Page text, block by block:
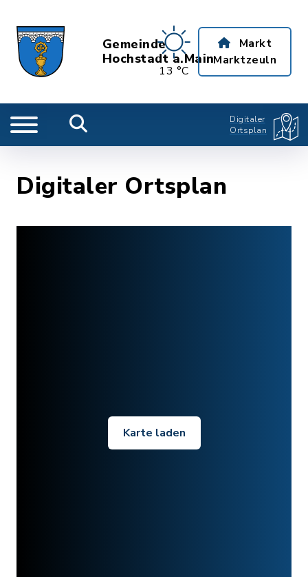
Gemeinde
Hochstadt a.Main
13 °C
Markt
Marktzeuln
Digitaler
Ortsplan
Digitaler Ortsplan
Karte laden